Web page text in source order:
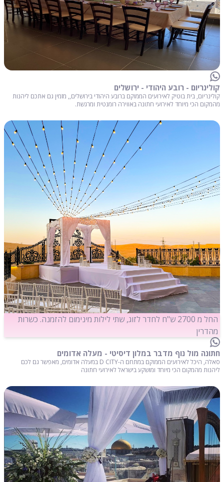
קולינריום - רובע היהודי - ירושלים
קולינריום, בית בוטיק לאירועים הממוקם ברובע היהודי בירושלים,, מזמין גם אתכם ליהנות
מהמקום הכי מיוחד לאירועי חתונה באווירה רומנטית ומרגשת.
החל מ 2700 ש"ח לחדר לזוג, שתי לילות מינימום להזמנה. כשרות
מהדרין
חתונה מול נוף מדבר במלון דיסיטי - מעלה אדומים
סאלה, היכל לאירועים הממוקם במתחם ה-D CITY במעלה אדומים, מאפשר גם לכם
ליהנות מהמקום הכי מיוחד ומושקע בישראל לאירועי חתונה